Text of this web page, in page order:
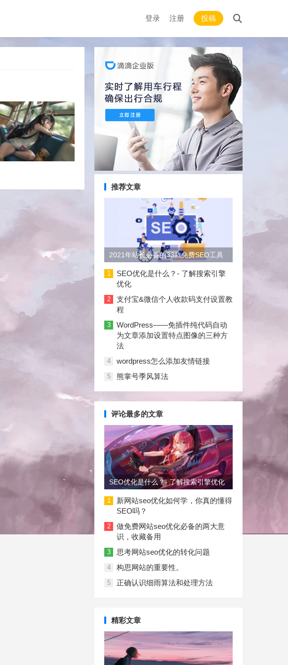
登录 注册 投稿
推荐文章
2021年站长必备的33款免费SEO工具
大合集
1
SEO优化是什么？- 了解搜索引擎
优化
2
支付宝&微信个人收款码支付设置教
程
3
WordPress——免插件纯代码自动
为文章添加设置特点图像的三种方
法
4 wordpress怎么添加友情链接
5 熊掌号季风算法
评论最多的文章
SEO优化是什么？- 了解搜索引擎优化
1
新网站seo优化如何学，你真的懂得
SEO吗？
2
做免费网站seo优化必备的两大意
识，收藏备用
3 思考网站seo优化的转化问题
4 构思网站的重要性。
5 正确认识细雨算法和处理方法
精彩文章